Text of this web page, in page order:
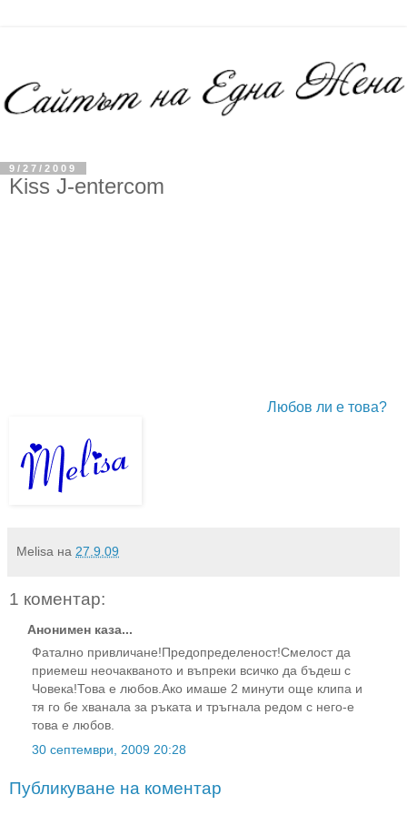
9/27/2009
Kiss J-entercom
Любов ли е това?
Melisa на 27.9.09
1 коментар:
Анонимен каза...
Фатално привличане!Предопределеност!Смелост да
приемеш неочакваното и въпреки всичко да бъдеш с
Човека!Това е любов.Ако имаше 2 минути още клипа и
тя го бе хванала за ръката и тръгнала редом с него-е
това е любов.
30 септември, 2009 20:28
Публикуване на коментар